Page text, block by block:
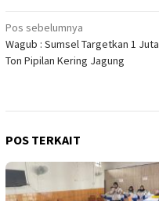
Navigasi
pos
Pos sebelumnya
Wagub : Sumsel Targetkan 1 Juta
Ton Pipilan Kering Jagung
POS TERKAIT